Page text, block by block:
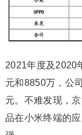
2021年度及2020
元和8850万，公
元。不难发现，
品在小米终端的